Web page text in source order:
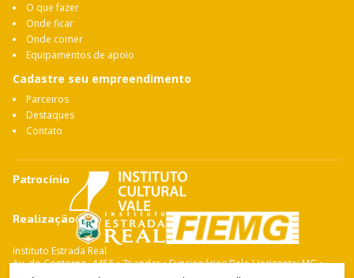
O que fazer
Onde ficar
Onde comer
Equipamentos de apoio
Cadastre seu empreendimento
Parceiros
Destaques
Contato
Patrocínio
Realização
Instituto Estrada Real
Av. do Contorno, 4456 • 7º andar • Funcionários Belo Horizonte: MG •